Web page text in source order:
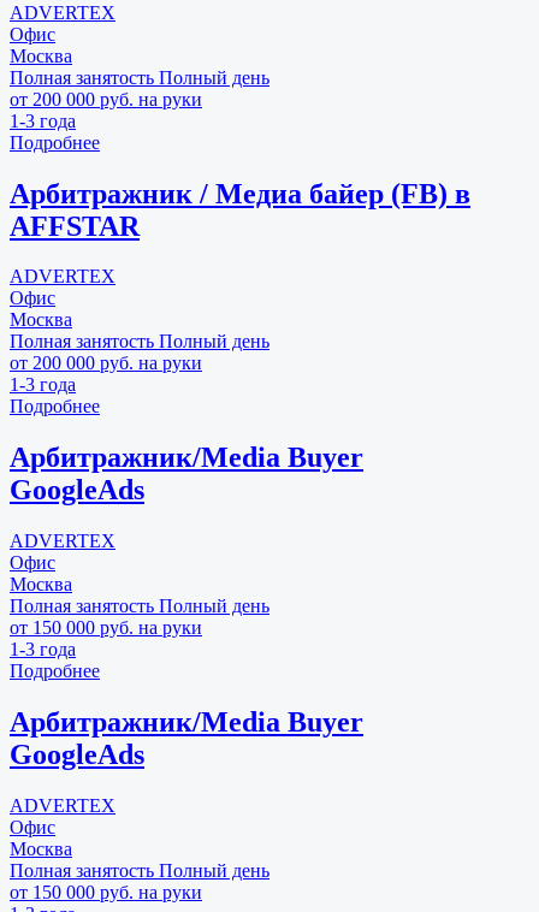
ADVERTEX
Офис
Москва
Полная занятость Полный день
от 200 000 руб. на руки
1-3 года
Подробнее
Арбитражник / Медиа байер (FB) в
AFFSTAR
ADVERTEX
Офис
Москва
Полная занятость Полный день
от 200 000 руб. на руки
1-3 года
Подробнее
Арбитражник/Media Buyer
GoogleAds
ADVERTEX
Офис
Москва
Полная занятость Полный день
от 150 000 руб. на руки
1-3 года
Подробнее
Арбитражник/Media Buyer
GoogleAds
ADVERTEX
Офис
Москва
Полная занятость Полный день
от 150 000 руб. на руки